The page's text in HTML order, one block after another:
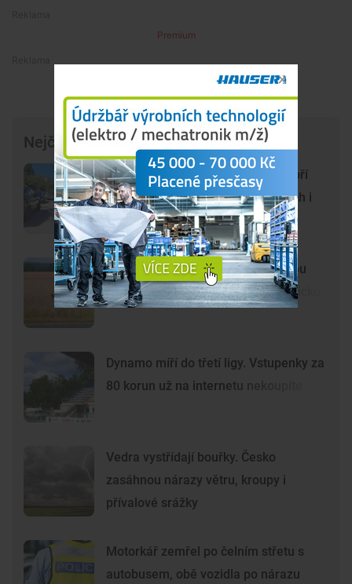
Premium
Nejčtenější články
Chlum u Třeboně se proměnil v obří
parkoviště. Auta stojí na chodnících i
uprostřed křížové cesty
Lidé opět spatřili černou kočkovitou
šelmu, tentokrát na Českobudějovicku
Dynamo míří do třetí ligy. Vstupenky za
80 korun už na internetu nekoupíte
Vedra vystřídají bouřky. Česko
zasáhnou nárazy větru, kroupy i
přívalové srážky
Motorkář zemřel po čelním střetu s
autobusem, obě vozidla po nárazu